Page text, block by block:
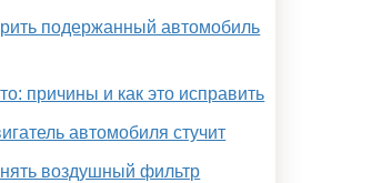
подержанный автомобиль
причины и как это исправить
автомобиля стучит
воздушный фильтр